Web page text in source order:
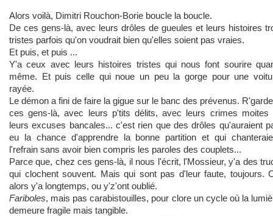
Alors voilà, Dimitri Rouchon-Borie boucle la boucle.
De ces gens-là, avec leurs drôles de gueules et leurs histoires
tristes parfois qu'on voudrait bien qu'elles soient pas vraies.
Et puis, et puis ...
Y'a ceux avec leurs histoires tristes qui nous font sourire
même. Et puis celle qui noue un peu la gorge pour une
rayée.
Le démon a fini de faire la gigue sur le banc des prévenus.
ces gens-là, avec leurs p'tits délits, avec leurs crimes moites
leurs excuses bancales... c'est rien que des drôles qu'auraient
eu la chance d'apprendre la bonne partition et qui
l'refrain sans avoir bien compris les paroles des couplets...
Parce que, chez ces gens-là, il nous l'écrit, l'Mossieur, y'a des
qui clochent souvent. Mais qui sont pas d'leur faute, toujours.
alors y'a longtemps, ou y'z'ont oublié.
Fariboles, mais pas carabistouilles, pour clore un cycle où la
demeure fragile mais tangible.